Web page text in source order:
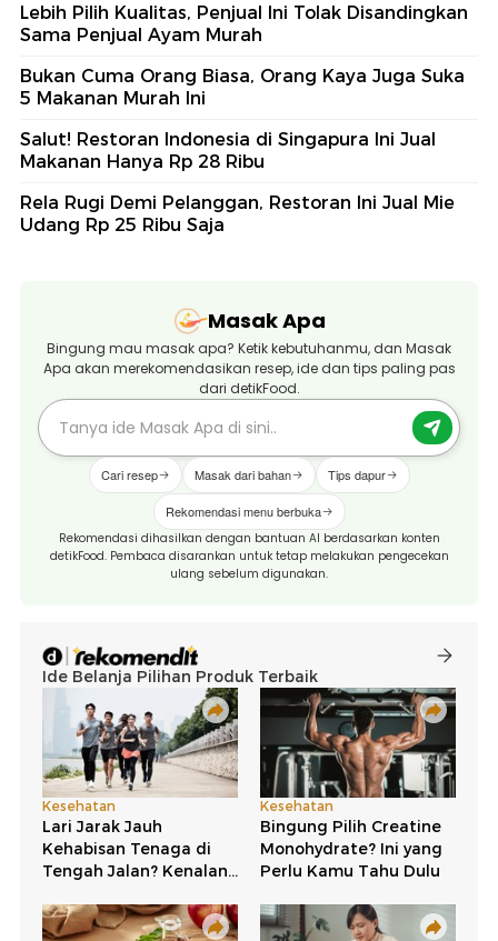
Lebih Pilih Kualitas, Penjual Ini Tolak Disandingkan
Sama Penjual Ayam Murah
Bukan Cuma Orang Biasa, Orang Kaya Juga Suka
5 Makanan Murah Ini
Salut! Restoran Indonesia di Singapura Ini Jual
Makanan Hanya Rp 28 Ribu
Rela Rugi Demi Pelanggan, Restoran Ini Jual Mie
Udang Rp 25 Ribu Saja
Masak Apa
Bingung mau masak apa? Ketik kebutuhanmu, dan Masak
Apa akan merekomendasikan resep, ide dan tips paling pas
dari detikFood.
Cari resep Masak dari bahan Tips dapur
Rekomendasi menu berbuka
Rekomendasi dihasilkan dengan bantuan AI berdasarkan konten
detikFood. Pembaca disarankan untuk tetap melakukan pengecekan
ulang sebelum digunakan.